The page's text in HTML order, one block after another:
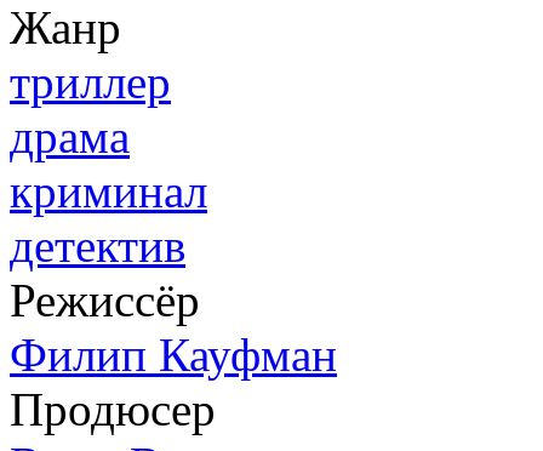
Жанр
триллер
драма
криминал
детектив
Режиссёр
Филип Кауфман
Продюсер